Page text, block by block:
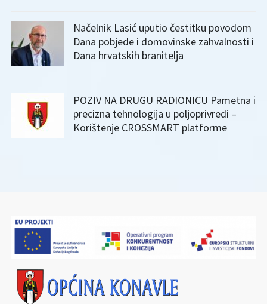
Načelnik Lasić uputio čestitku povodom
Dana pobjede i domovinske zahvalnosti i
Dana hrvatskih branitelja
POZIV NA DRUGU RADIONICU Pametna i
precizna tehnologija u poljoprivredi –
Korištenje CROSSMART platforme